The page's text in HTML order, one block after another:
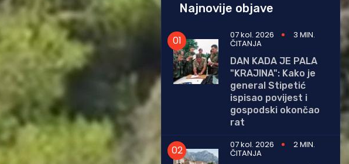
Najnovije objave
07 kol. 2026 3 MIN.
ČITANJA
DAN KADA JE PALA
"KRAJINA": Kako je
general Stipetić
ispisao povijest i
gospodski okončao
rat
07 kol. 2026
2 MIN.
ČITANJA